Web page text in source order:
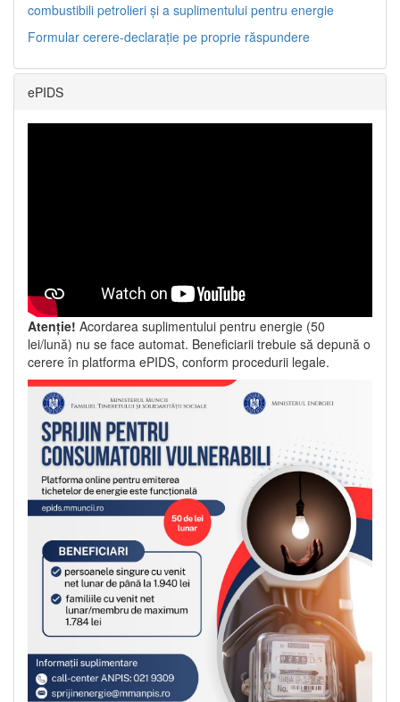
combustibili petrolieri și a suplimentului pentru energie
Formular cerere-declarație pe proprie răspundere
ePIDS
Atenție! Acordarea suplimentului pentru energie (50
lei/lună) nu se face automat. Beneficiarii trebuie să depună o
cerere în platforma ePIDS, conform procedurii legale.